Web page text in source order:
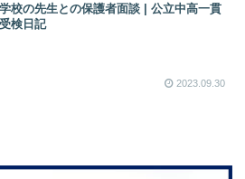
校の先生との保護者面談 | 公立中高一貫
検日記
2023.09.30